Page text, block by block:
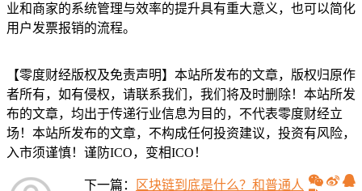
业和商家的系统管理与效率的提升具有重大意义，也可以简化
用户发票报销的流程。
【零度财经版权及免责声明】本站所发布的文章，版权归原作
者所有，如有侵权，请联系我们，我们将及时删除！本站所发
布的文章，均出于传递行业信息为目的，不代表零度财经立
场！本站所发布的文章，不构成任何投资建议，投资有风险，
入市须谨慎！谨防ICO，变相ICO！
下一篇：
区块链到底是什么？和普通人